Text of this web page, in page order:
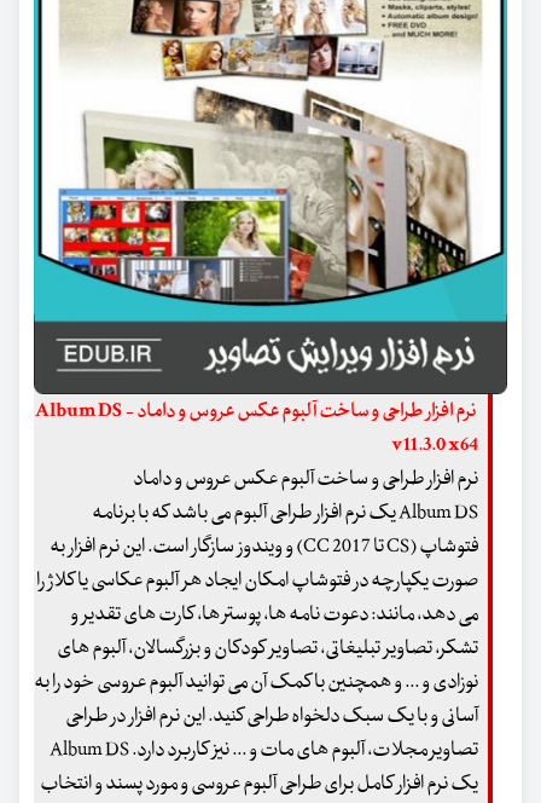
نرم افزار طراحی و ساخت آلبوم عکس عروس و داماد - Album DS
v11.3.0 x64
نرم افزار طراحی و ساخت آلبوم عکس عروس و داماد
Album DS یک نرم افزار طراحی آلبوم می باشد که با برنامه
فتوشاپ (CS تا CC 2017) و ویندوز سازگار است. این نرم افزار به
صورت یکپارچه در فتوشاپ امکان ایجاد هر آلبوم عکاسی یا کلاژ را
می دهد، مانند: دعوت نامه ها، پوستر ها، کارت های تقدیر و
تشکر، تصاویر تبلیغاتی، تصاویر کودکان و بزرگسالان، آلبوم های
نوزادی و ... و همچنین با کمک آن می توانید آلبوم عروسی خود را به
آسانی و با یک سبک دلخواه طراحی کنید. این نرم افزار در طراحی
تصاویر مجلات، آلبوم های مات و ... نیز کاربرد دارد. Album DS
یک نرم افزار کامل برای طراحی آلبوم عروسی و مورد پسند و انتخاب